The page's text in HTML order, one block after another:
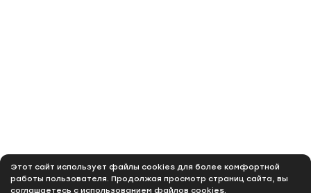
Этот сайт использует файлы cookies для более комфортной
работы пользователя. Продолжая просмотр страниц сайта, вы
соглашаетесь с использованием файлов cookies.